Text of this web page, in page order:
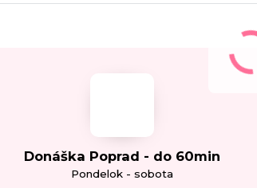
Donáška Poprad - do 60min
Pondelok - sobota